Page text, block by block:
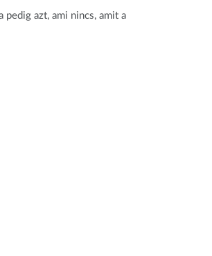
pedig azt, ami nincs, amit a